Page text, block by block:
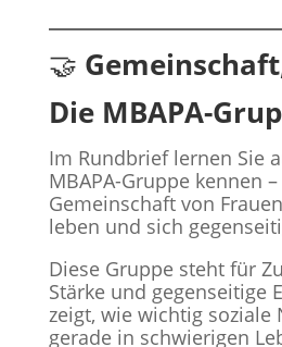
🤝
Die MBAPA-
Im Rundbrief lernen Sie
MBAPA-Gruppe kennen
Gemeinschaft von
leben und sich
Diese Gruppe steht für
Stärke und gegenseitige
zeigt, wie wichtig soziale
gerade in schwierigen